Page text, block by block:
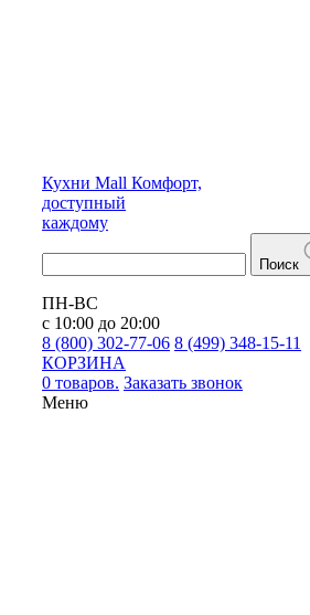
Кухни Mall Комфорт,
доступный
каждому
Поиск
ПН-ВС
с 10:00 до 20:00
8 (800) 302-77-06 8 (499) 348-15-11
КОРЗИНА
0 товаров. Заказать звонок
Меню